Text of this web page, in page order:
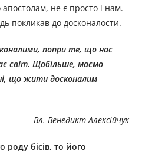
не є просто і нам.
покликав до досконалости.
попри те, що нас
світ. Щобільше, маємо
що жити досконалим
Вл. Венедикт Алексійчук
бісів, то його